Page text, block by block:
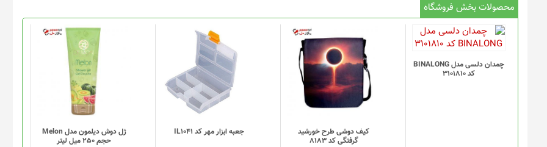
محصولات بخش فروشگاه
چمدان دلسی مدل BINALONG
کد 3101810
کیف دوشی طرح خورشید
گرفتگی کد 8183
جعبه ابزار مهر کد IL1041
این
محصول
دارای
انواع
مختلفی
می
گزینه
ژل دوش دیلمون مدل Melon
حجم 250 میل لیتر